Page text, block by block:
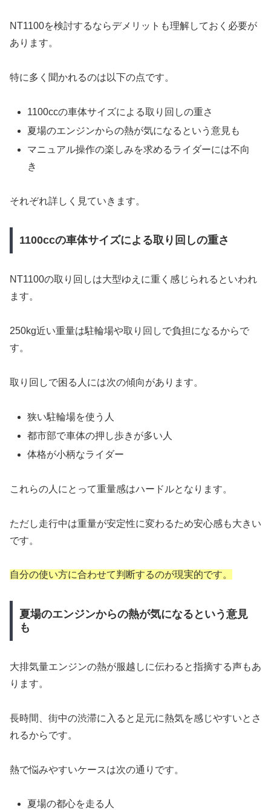
NT1100を検討するならデメリットも理解しておく必要が
あります。
特に多く聞かれるのは以下の点です。
1100ccの車体サイズによる取り回しの重さ
夏場のエンジンからの熱が気になるという意見も
マニュアル操作の楽しみを求めるライダーには不向
き
それぞれ詳しく見ていきます。
1100ccの車体サイズによる取り回しの重さ
NT1100の取り回しは大型ゆえに重く感じられるといわれ
ます。
250kg近い重量は駐輪場や取り回しで負担になるからで
す。
取り回しで困る人には次の傾向があります。
狭い駐輪場を使う人
都市部で車体の押し歩きが多い人
体格が小柄なライダー
これらの人にとって重量感はハードルとなります。
ただし走行中は重量が安定性に変わるため安心感も大きい
です。
自分の使い方に合わせて判断するのが現実的です。
夏場のエンジンからの熱が気になるという意見
も
大排気量エンジンの熱が服越しに伝わると指摘する声もあ
ります。
長時間、街中の渋滞に入ると足元に熱気を感じやすいとさ
れるからです。
熱で悩みやすいケースは次の通りです。
夏場の都心を走る人